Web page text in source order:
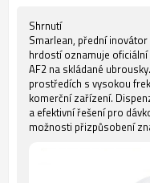
Shrnutí
Smarlean, přední
hrdostí oznamuje
AF2 na skládané
prostředích s vysokou
komerční zařízení.
a efektivní řešení pro
možnosti přizpůsobení